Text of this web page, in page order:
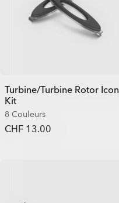
Turbine/Turbine Rotor Icon
Kit
8 Couleurs
CHF 13.00